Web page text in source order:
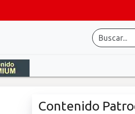
Contenido